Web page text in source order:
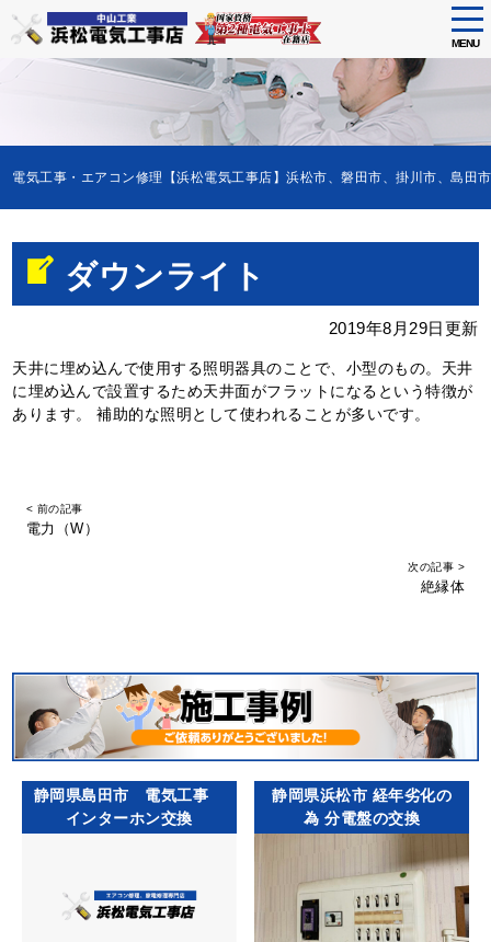
Skip
MENU
電気工事・エアコン修理【浜松電気工事店】浜松市、磐田市、掛川市、島田
ダウンライト
2019年8月29日更新
天井に埋め込んで使用する照明器具のことで、小型のもの。天井
に埋め込んで設置するため天井面がフラットになるという特徴が
あります。 補助的な照明として使われることが多いです。
< 前の記事
電力（W）
次の記事 >
絶縁体
静岡県島田市 電気工事
インターホン交換
静岡県浜松市 経年劣化の
為 分電盤の交換